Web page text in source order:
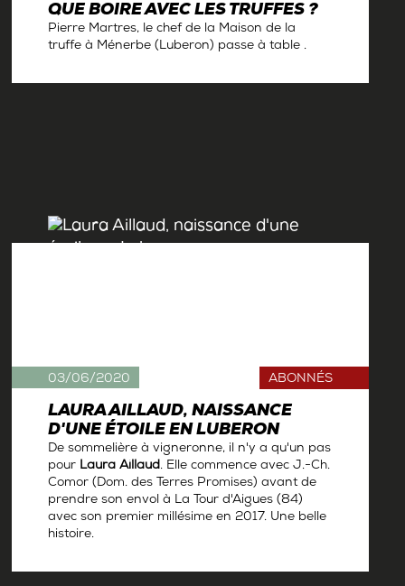
QUE BOIRE AVEC LES TRUFFES ?
Pierre Martres, le chef de la Maison de la
truffe à Ménerbe (Luberon) passe à table .
LAURA AILLAUD, NAISSANCE
D'UNE ÉTOILE EN LUBERON
ABONNÉS
De sommelière à vigneronne, il n'y a qu'un pas
pour Laura Aillaud. Elle commence avec J.-Ch.
Comor (Dom. des Terres Promises) avant de
prendre son envol à La Tour d'Aigues (84)
avec son premier millésime en 2017. Une belle
histoire.
03/06/2020